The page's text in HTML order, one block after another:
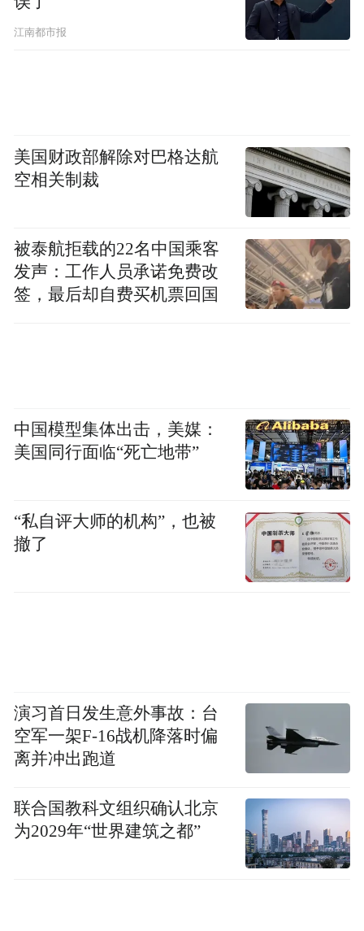
江南都市报
美国财政部解除对巴格达航
空相关制裁
被泰航拒载的22名中国乘客
发声：工作人员承诺免费改
签，最后却自费买机票回国
中国模型集体出击，美媒：
美国同行面临“死亡地带”
“私自评大师的机构”，也被
撤了
演习首日发生意外事故：台
空军一架F-16战机降落时偏
离并冲出跑道
联合国教科文组织确认北京
为2029年“世界建筑之都”